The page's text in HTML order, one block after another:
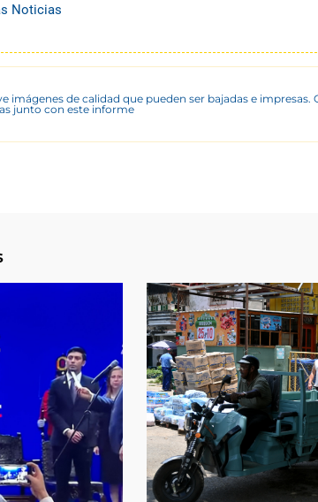
Noticias
imágenes de calidad que pueden ser bajadas e impresas.
junto con este informe